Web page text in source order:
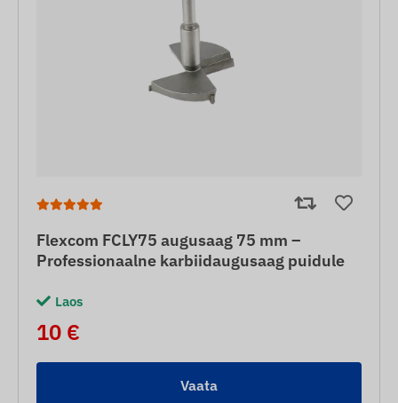
Flexcom FCLY75 augusaag 75 mm –
Professionaalne karbiidaugusaag puidule
Laos
10 €
Vaata